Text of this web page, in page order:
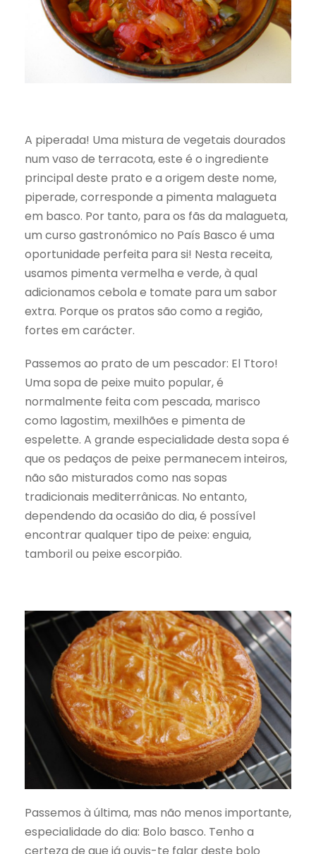
A piperada! Uma mistura de vegetais dourados
num vaso de terracota, este é o ingrediente
principal deste prato e a origem deste nome,
piperade, corresponde a pimenta malagueta
em basco. Por tanto, para os fãs da malagueta,
um curso gastronómico no País Basco é uma
oportunidade perfeita para si! Nesta receita,
usamos pimenta vermelha e verde, à qual
adicionamos cebola e tomate para um sabor
extra. Porque os pratos são como a região,
fortes em carácter.
Passemos ao prato de um pescador: El Ttoro!
Uma sopa de peixe muito popular, é
normalmente feita com pescada, marisco
como lagostim, mexilhões e pimenta de
espelette. A grande especialidade desta sopa é
que os pedaços de peixe permanecem inteiros,
não são misturados como nas sopas
tradicionais mediterrânicas. No entanto,
dependendo da ocasião do dia, é possível
encontrar qualquer tipo de peixe: enguia,
tamboril ou peixe escorpião.
Passemos à última, mas não menos importante,
especialidade do dia: Bolo basco. Tenho a